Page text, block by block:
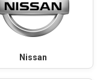
Nissan